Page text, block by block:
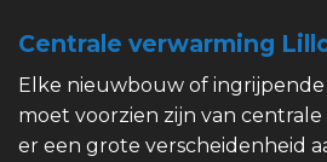
Centrale verwarming
Elke nieuwbouw of ingrijpende
moet voorzien zijn van
er een grote verscheidenheid